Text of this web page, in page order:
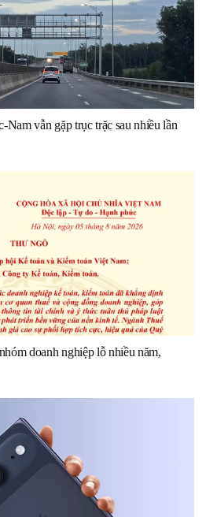
Nam vẫn gặp trục trặc sau nhiều lần
doanh nghiệp lỗ nhiều năm,